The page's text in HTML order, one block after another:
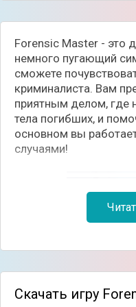
Forensic Master - это
немного пугающий
сможете
криминалиста. Вам
приятным делом, где
тела погибших, и
основном вы
случаями!
Скачать игру